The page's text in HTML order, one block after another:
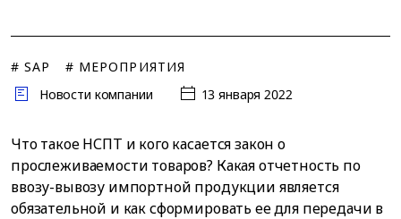
# SAP
# МЕРОПРИЯТИЯ
Новости компании
13 января 2022
Что такое НСПТ и кого касается закон о
прослеживаемости товаров? Какая отчетность по
ввозу-вывозу импортной продукции является
обязательной и как сформировать ее для передачи в